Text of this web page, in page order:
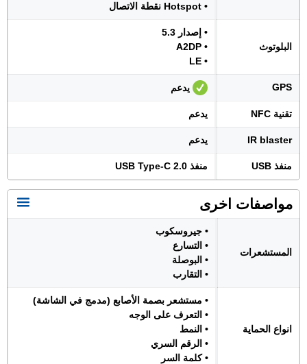
• Hotspot نقطة الاتصال
البلوتوث
• إصدار 5.3
• A2DP
• LE
GPS يدعم
تقنية NFC يدعم
IR blaster يدعم
منفذ USB منفذ USB Type-C 2.0
مواصفات اخرى
المستشعرات
• جيروسكوب
• التسارع
• البوصلة
• التقارب
انواع الحماية
• مستشعر بصمة الأصابع (مدمج في الشاشة)
• التعرف على الوجه
• النمط
• الرقم السري
• كلمة السر